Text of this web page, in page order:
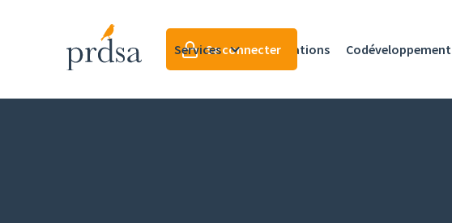
Services Formations Codéveloppement
Se connecter